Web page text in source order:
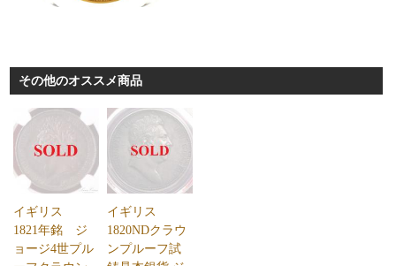
その他のオススメ商品
イギリス
1821年銘 ジ
ョージ4世プル
イギリス
1820NDクラウ
ンプルーフ試